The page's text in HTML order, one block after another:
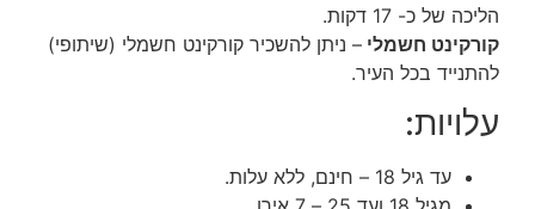
הליכה של כ- 17 דקות.
קורקינט חשמלי – ניתן להשכיר קורקינט חשמלי (שיתופי)
להתנייד בכל העיר.
עלויות:
עד גיל 18 – חינם, ללא עלות.